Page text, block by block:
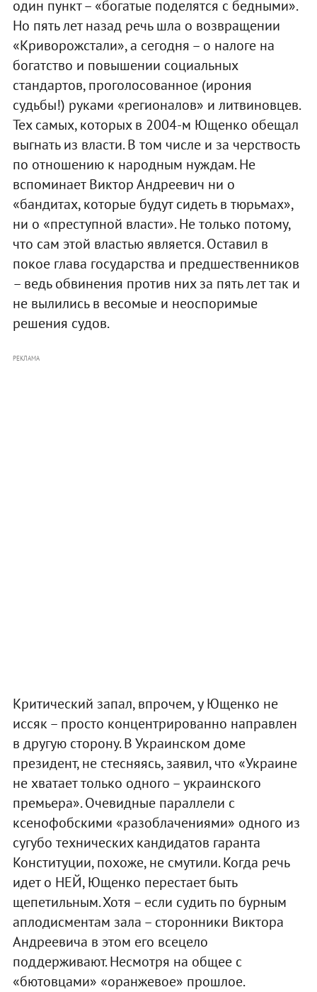
один пункт – «богатые поделятся с бедными».
Но пять лет назад речь шла о возвращении
«Криворожстали», а сегодня – о налоге на
богатство и повышении социальных
стандартов, проголосованное (ирония
судьбы!) руками «регионалов» и литвиновцев.
Тех самых, которых в 2004-м Ющенко обещал
выгнать из власти. В том числе и за черствость
по отношению к народным нуждам. Не
вспоминает Виктор Андреевич ни о
«бандитах, которые будут сидеть в тюрьмах»,
ни о «преступной власти». Не только потому,
что сам этой властью является. Оставил в
покое глава государства и предшественников
– ведь обвинения против них за пять лет так и
не вылились в весомые и неоспоримые
решения судов.
РЕКЛАМА
Критический запал, впрочем, у Ющенко не
иссяк – просто концентрированно направлен
в другую сторону. В Украинском доме
президент, не стесняясь, заявил, что «Украине
не хватает только одного – украинского
премьера». Очевидные параллели с
ксенофобскими «разоблачениями» одного из
сугубо технических кандидатов гаранта
Конституции, похоже, не смутили. Когда речь
идет о НЕЙ, Ющенко перестает быть
щепетильным. Хотя – если судить по бурным
аплодисментам зала – сторонники Виктора
Андреевича в этом его всецело
поддерживают. Несмотря на общее с
«бютовцами» «оранжевое» прошлое.